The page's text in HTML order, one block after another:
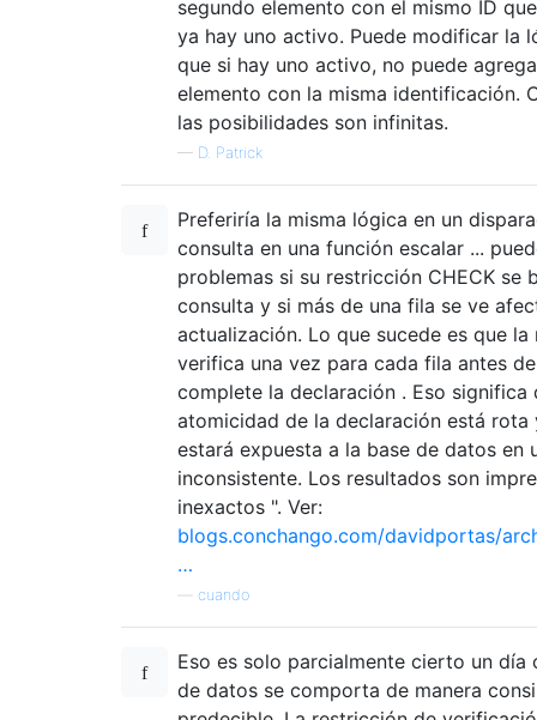
FUNCTION CheckActiveCount;
TABLE CheckConstraint;
segundo elemento con el mismo ID
ya hay uno activo. Puede modificar la
que si hay uno activo, no puede
elemento con la misma identificación.
las posibilidades son infinitas.
— D. Patrick
Preferiría la misma lógica en un
consulta en una función escalar ...
problemas si su restricción CHECK se
consulta y si más de una fila se ve
actualización. Lo que sucede es que
verifica una vez para cada fila antes
complete la declaración . Eso significa
atomicidad de la declaración está rota
estará expuesta a la base de datos en
inconsistente. Los resultados son
inexactos ". Ver:
blogs.conchango.com/davidportas/
…
cuando
Eso es solo parcialmente cierto un día
de datos se comporta de manera